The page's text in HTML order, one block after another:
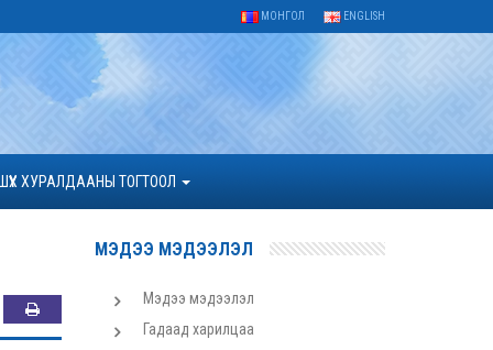
МОНГОЛ ENGLISH
ХУРАЛДААНЫ ТОГТООЛ
МЭДЭЭ МЭДЭЭЛЭЛ
Мэдээ мэдээлэл
Гадаад харилцаа